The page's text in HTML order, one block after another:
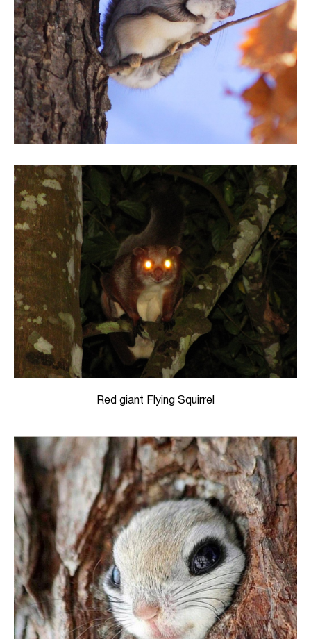
Red giant Flying Squirrel